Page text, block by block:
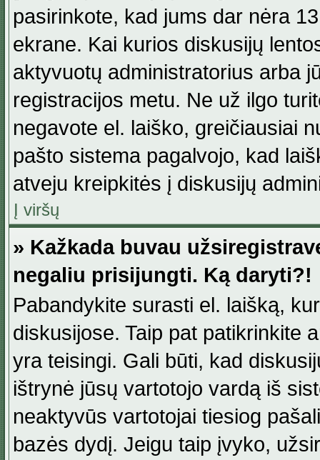
pasirinkote, kad jums dar nėra
ekrane. Kai kurios diskusijų
aktyvuotų administratorius arba
registracijos metu. Ne už ilgo
negavote el. laiško, greičiausiai
pašto sistema pagalvojo, kad
atveju kreipkitės į diskusijų
Į viršų
» Kažkada buvau
negaliu prisijungti. Ką daryti?!
Pabandykite surasti el. laišką,
diskusijose. Taip pat patikrinkite
yra teisingi. Gali būti, kad
ištrynė jūsų vartotojo vardą iš
neaktyvūs vartotojai tiesiog
bazės dydį. Jeigu taip įvyko,